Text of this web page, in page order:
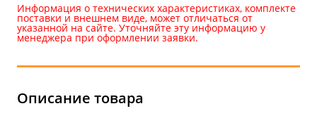
Информация о технических характеристиках, комплекте
поставки и внешнем виде, может отличаться от
указанной на сайте. Уточняйте эту информацию у
менеджера при оформлении заявки.
Описание товара